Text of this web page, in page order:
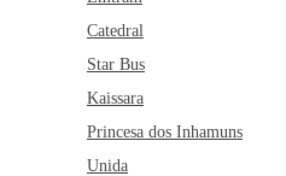
Catedral
Star Bus
Kaissara
Princesa dos Inhamuns
Unida